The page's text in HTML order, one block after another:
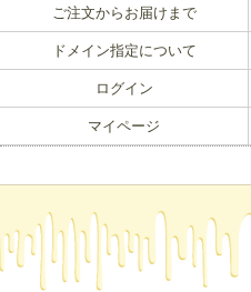
ご注文からお届けまで
ドメイン指定について
ログイン
マイページ